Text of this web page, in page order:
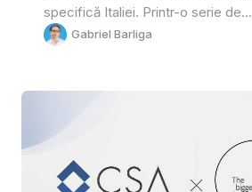
specifică Italiei. Printr-o serie de...
Gabriel Barliga